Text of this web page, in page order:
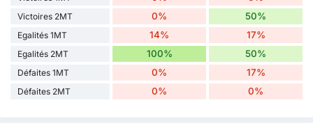
Victoires 2MT 0% 50%
Egalités 1MT 14% 17%
Egalités 2MT 100% 50%
Défaites 1MT 0% 17%
Défaites 2MT 0% 0%